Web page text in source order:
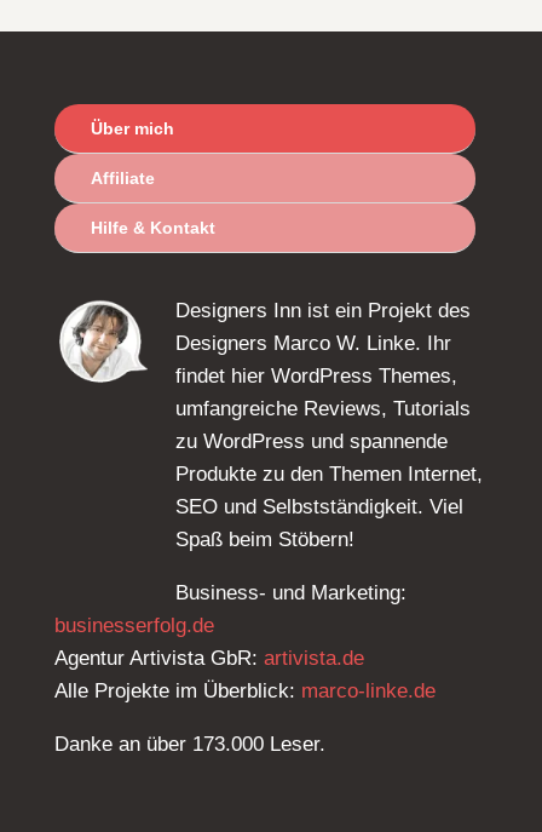
Über mich
Affiliate
Hilfe & Kontakt
Designers Inn ist ein Projekt des
Designers Marco W. Linke. Ihr
findet hier WordPress Themes,
umfangreiche Reviews, Tutorials
zu WordPress und spannende
Produkte zu den Themen Internet,
SEO und Selbstständigkeit. Viel
Spaß beim Stöbern!
Business- und Marketing:
businesserfolg.de
Agentur Artivista GbR: artivista.de
Alle Projekte im Überblick: marco-linke.de
Danke an über 173.000 Leser.